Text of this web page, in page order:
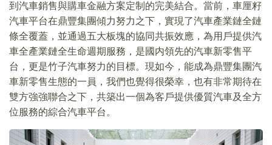
到汽車銷售與購車金融方案定制的完美結合。當前，車厘籽
汽車平台在鼎豐集團傾力努力之下，實現了汽車產業鏈全鏈
條全覆蓋，並通過五大板塊的協同共振效應，為用戶提供汽
車全產業鏈全生命週期服務，是國内領先的汽車新零售平
台，更是竹子汽車努力的目標。現如今，能成為鼎豐集團汽
車新零售生態的一員，我們也覺得很榮幸，也有非常期待在
雙方強強聯合之下，共築出一個為客戶提供優質汽車及全方
位服務的綜合汽車平台。